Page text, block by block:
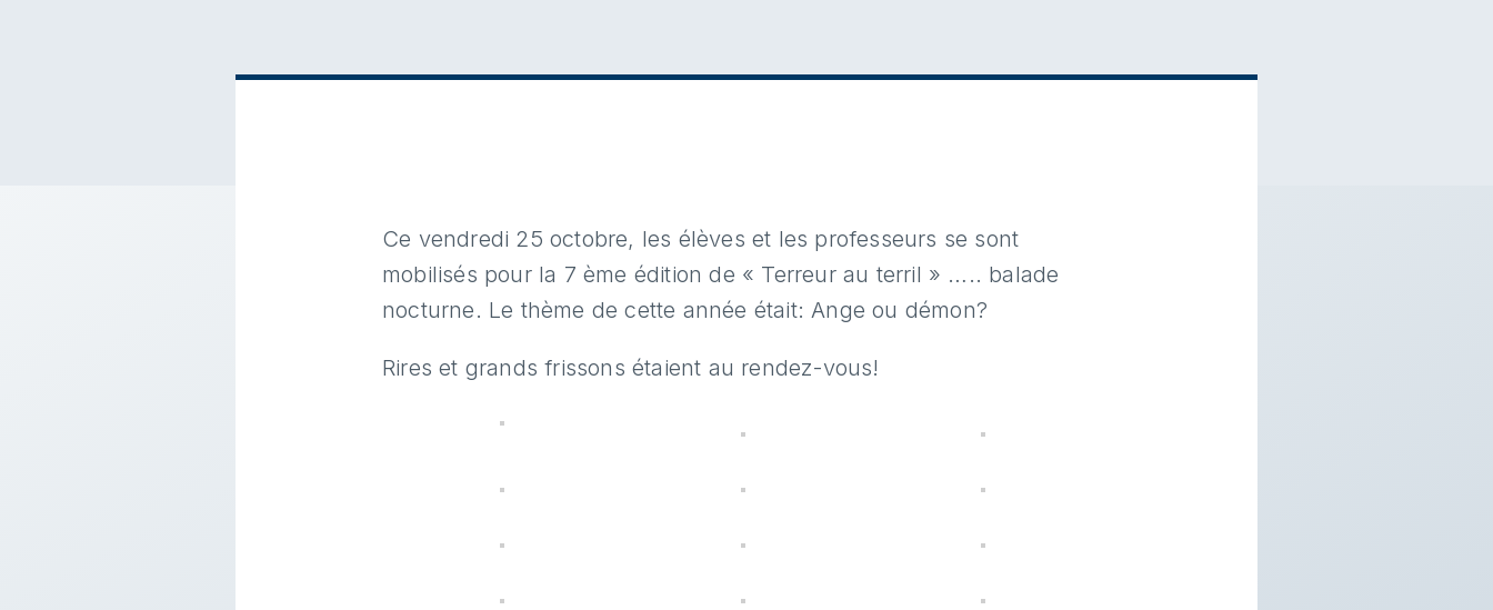
Ce vendredi 25 octobre, les élèves et les professeurs se sont
mobilisés pour la 7 ème édition de « Terreur au terril » ….. balade
nocturne. Le thème de cette année était: Ange ou démon?
Rires et grands frissons étaient au rendez-vous!